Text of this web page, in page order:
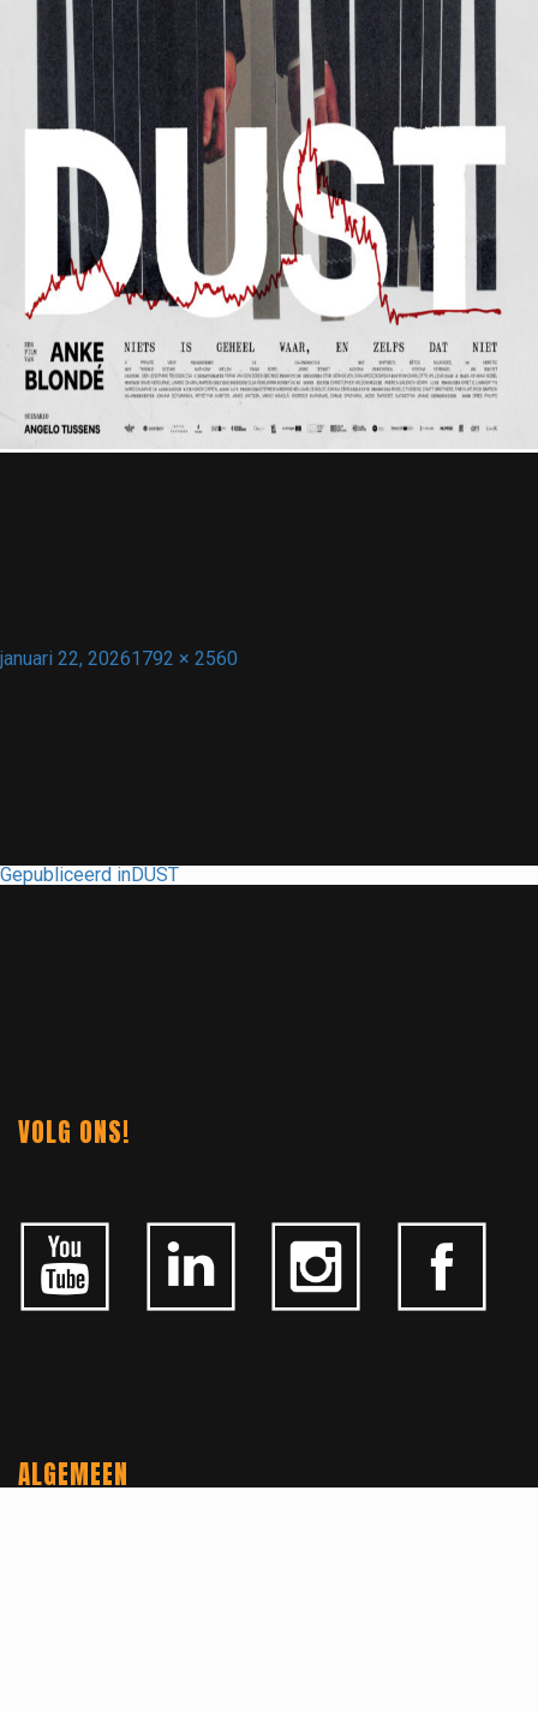
Professional
Contact
Geplaatst
op
januari 22, 2026Volledige
1792 × 2560
BERICHT
Gepubliceerd inDUST
VOLG ONS!
ALGEMEEN